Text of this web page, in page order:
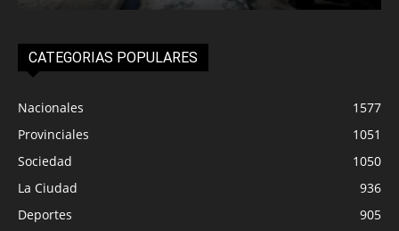
CATEGORIAS POPULARES
Nacionales
1577
Provinciales
1051
Sociedad
1050
La Ciudad
936
Deportes
905